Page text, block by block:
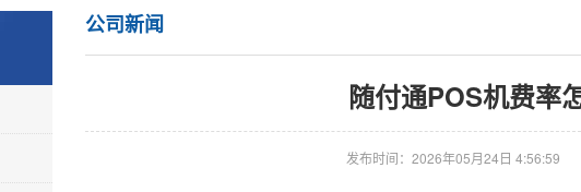
公司新闻
随付通POS机费率
发布时间：2026年05月24日 4:56:59